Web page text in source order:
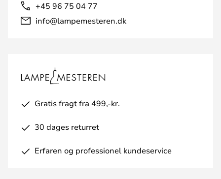
+45 96 75 04 77
info@lampemesteren.dk
Gratis fragt fra 499,-kr.
30 dages returret
Erfaren og professionel kundeservice